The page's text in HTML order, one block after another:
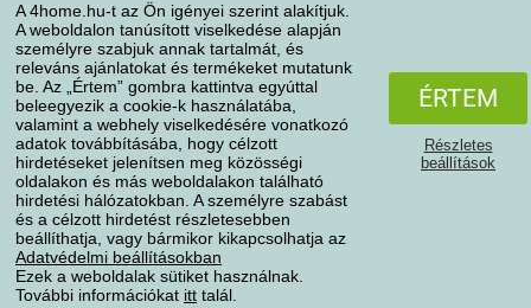
A 4home.hu-t az Ön igényei szerint alakítjuk.
A weboldalon tanúsított viselkedése alapján
személyre szabjuk annak tartalmát, és
releváns ajánlatokat és termékeket mutatunk
be. Az „Értem” gombra kattintva egyúttal
beleegyezik a cookie-k használatába,
valamint a webhely viselkedésére vonatkozó
adatok továbbításába, hogy célzott
hirdetéseket jelenítsen meg közösségi
oldalakon és más weboldalakon található
hirdetési hálózatokban. A személyre szabást
és a célzott hirdetést részletesebben
beállíthatja, vagy bármikor kikapcsolhatja az
Adatvédelmi beállításokban
Ezek a weboldalak sütiket használnak.
További információkat itt talál.
ÉRTEM
Részletes
beállítások
Fizetési módok
AdatvédelemSüti szabályzat